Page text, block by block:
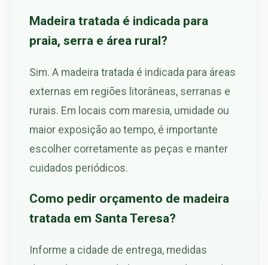
Madeira tratada é indicada para
praia, serra e área rural?
Sim. A madeira tratada é indicada para áreas
externas em regiões litorâneas, serranas e
rurais. Em locais com maresia, umidade ou
maior exposição ao tempo, é importante
escolher corretamente as peças e manter
cuidados periódicos.
Como pedir orçamento de madeira
tratada em Santa Teresa?
Informe a cidade de entrega, medidas